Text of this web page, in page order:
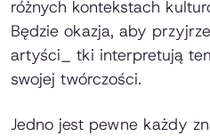
różnych kontekstach
Będzie okazja, aby
artyści_ tki interpretują
swojej twórczości.
Jedno jest pewne każdy